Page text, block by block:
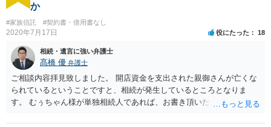
か
#家族信託 #契約書・借用書なし
2020年7月17日 役にたった 18
相続・遺言に強い弁護士
髙橋 優 弁護士
ご相談内容拝見致しました。 開店資金を支出された親御さんが亡くな
られているということですと、相続が発生しているところとなりま
す。 むぅちゃん様が単独相続人であれば、お書き頂いたような方法で